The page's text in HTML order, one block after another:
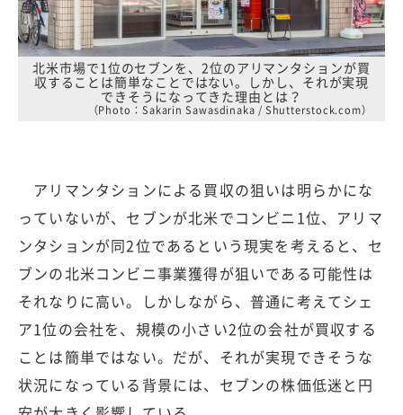
北米市場で1位のセブンを、2位のアリマンタションが買
収することは簡単なことではない。しかし、それが実現
できそうになってきた理由とは？
（Photo：Sakarin Sawasdinaka / Shutterstock.com）
アリマンタションによる買収の狙いは明らかにな
っていないが、セブンが北米でコンビニ1位、アリマ
ンタションが同2位であるという現実を考えると、セ
ブンの北米コンビニ事業獲得が狙いである可能性は
それなりに高い。しかしながら、普通に考えてシェ
ア1位の会社を、規模の小さい2位の会社が買収する
ことは簡単ではない。だが、それが実現できそうな
状況になっている背景には、セブンの株価低迷と円